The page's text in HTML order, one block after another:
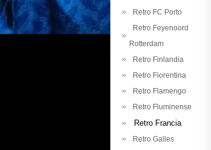
Retro FC Porto
Retro Feyenoord
Rotterdam
Retro Finlandia
Retro Fiorentina
Retro Flamengo
Retro Fluminense
Retro Francia
Retro Galles